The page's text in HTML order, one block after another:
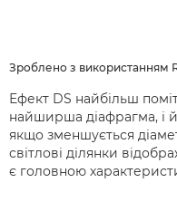
Зроблено з використанням
Ефект DS найбільш
найширша діафрагма, і
якщо зменшується
світлові ділянки
є головною